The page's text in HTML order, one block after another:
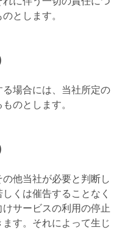
とします。
場合には、当社所定の
のとします。
他当社が必要と判断し
くは催告することなく
サービスの利用の停止
す。それによって生じ